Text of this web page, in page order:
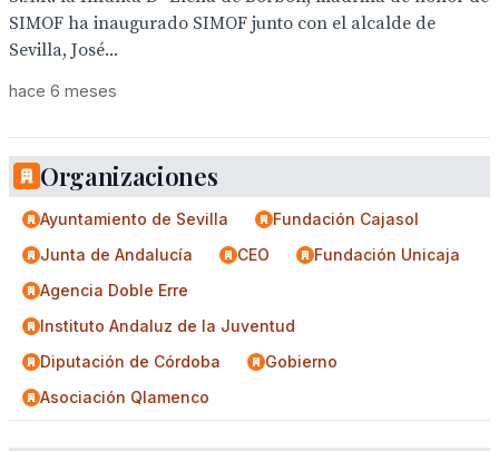
SIMOF ha inaugurado SIMOF junto con el alcalde de
Sevilla, José...
hace 6 meses
Organizaciones
Ayuntamiento de Sevilla
Fundación Cajasol
Junta de Andalucía
CEO
Fundación Unicaja
Agencia Doble Erre
Instituto Andaluz de la Juventud
Diputación de Córdoba
Gobierno
Asociación Qlamenco